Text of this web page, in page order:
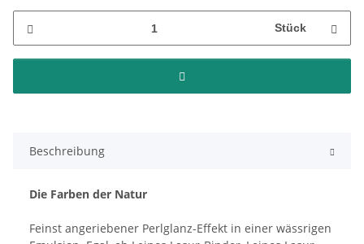
Stück
Beschreibung
Die Farben der Natur
Feinst angeriebener Perlglanz-Effekt in einer wässrigen